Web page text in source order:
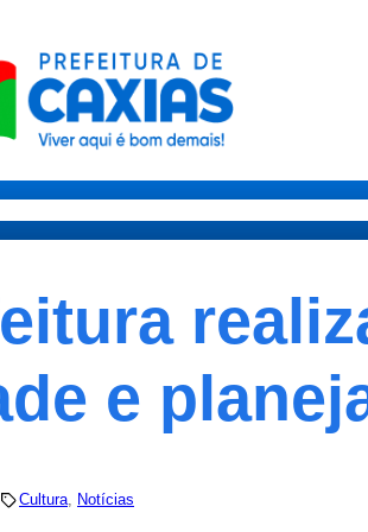
e
Cultura, Notícias